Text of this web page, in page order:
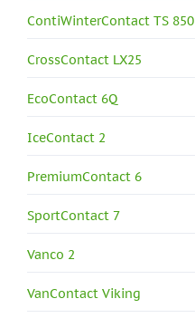
ContiWinterContact TS 850
CrossContact LX25
EcoContact 6Q
IceContact 2
PremiumContact 6
SportContact 7
Vanco 2
VanContact Viking